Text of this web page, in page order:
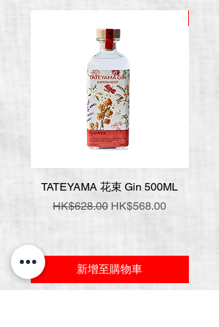
TATEYAMA 花束 Gin 500ML
一般價格
HK$628.00 促銷價格
HK$568.00
新增至購物車